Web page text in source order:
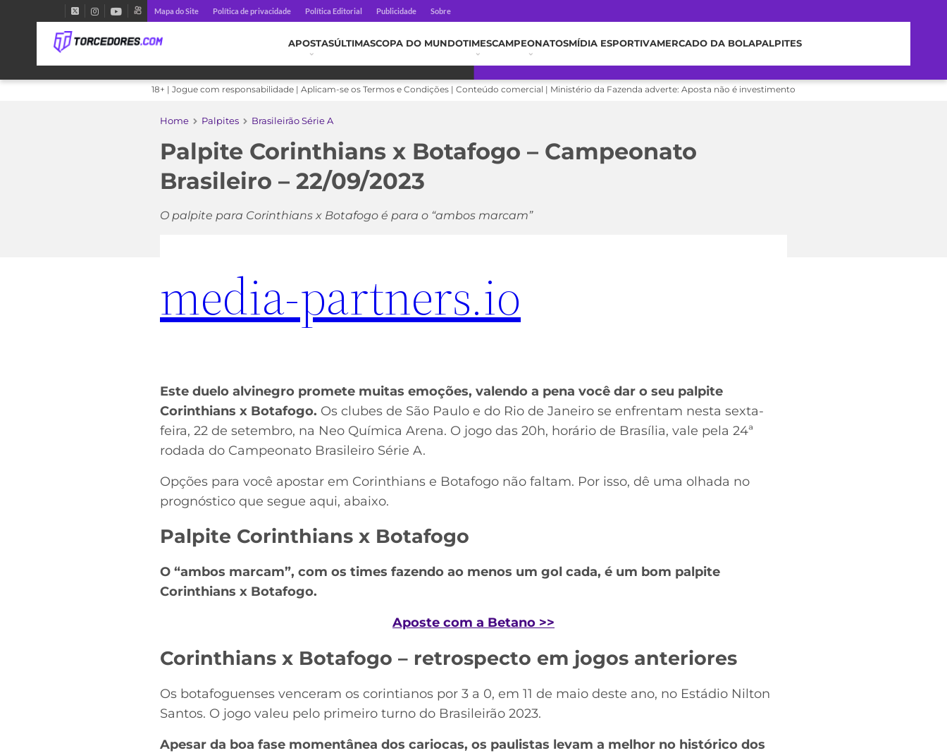
Mapa do Site Política de privacidade Política Editorial Publicidade Sobre
APOSTASÚLTIMASCOPA DO MUNDOTIMESCAMPEONATOSMÍDIA ESPORTIVAMERCADO DA BOLAPALPITES
18+ | Jogue com responsabilidade | Aplicam-se os Termos e Condições | Conteúdo comercial | Ministério da Fazenda adverte: Aposta não é investimento
Home Palpites Brasileirão Série A
Palpite Corinthians x Botafogo – Campeonato
Brasileiro – 22/09/2023
O palpite para Corinthians x Botafogo é para o “ambos marcam”
Este duelo alvinegro promete muitas emoções, valendo a pena você dar o seu palpite
Corinthians x Botafogo. Os clubes de São Paulo e do Rio de Janeiro se enfrentam nesta sexta-
feira, 22 de setembro, na Neo Química Arena. O jogo das 20h, horário de Brasília, vale pela 24ª
rodada do Campeonato Brasileiro Série A.
Opções para você apostar em Corinthians e Botafogo não faltam. Por isso, dê uma olhada no
prognóstico que segue aqui, abaixo.
Palpite Corinthians x Botafogo
O “ambos marcam”, com os times fazendo ao menos um gol cada, é um bom palpite
Corinthians x Botafogo.
Aposte com a Betano >>
Corinthians x Botafogo – retrospecto em jogos anteriores
Os botafoguenses venceram os corintianos por 3 a 0, em 11 de maio deste ano, no Estádio Nilton
Santos. O jogo valeu pelo primeiro turno do Brasileirão 2023.
Apesar da boa fase momentânea dos cariocas, os paulistas levam a melhor no histórico dos